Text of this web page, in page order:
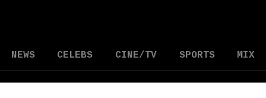
NEWS CELEBS CINE/TV SPORTS MIX